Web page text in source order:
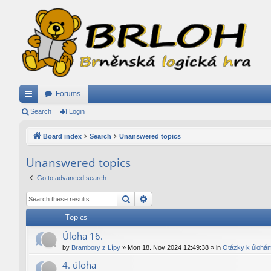
ui
ks
Forums
Search Login
Board index Search Unanswered topics
Unanswered topics
Go to advanced search
Search
Topics
Úloha 16.
by Brambory z Lípy » Mon 18. Nov 2024 12:49:38 » in Otázky k
4. úloha